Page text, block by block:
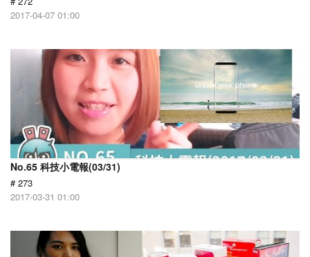
2017-04-07 01:00
No.65 科技小電報(03/31)
# 273
2017-03-31 01:00